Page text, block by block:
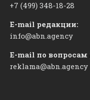
+7 (499) 348-18-28
E-mail редакции:
info@abn.agency
E-mail по
reklama@abn.agency